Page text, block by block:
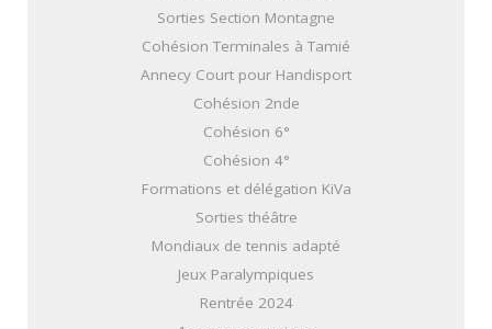
Sorties Section Montagne
Cohésion Terminales à Tamié
Annecy Court pour Handisport
Cohésion 2nde
Cohésion 6°
Cohésion 4°
Formations et délégation KiVa
Sorties théâtre
Mondiaux de tennis adapté
Jeux Paralympiques
Rentrée 2024